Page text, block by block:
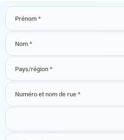
Prénom *
Nom *
Pays/région *
Numéro et nom de rue *
unité,